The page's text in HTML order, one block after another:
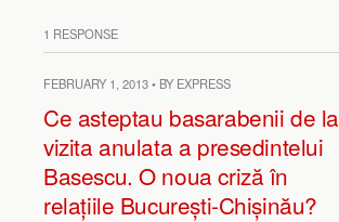
1 RESPONSE
FEBRUARY 1, 2013 • BY EXPRESS
Ce asteptau basarabenii de la
vizita anulata a presedintelui
Basescu. O noua criză în
relațiile București-Chișinău?